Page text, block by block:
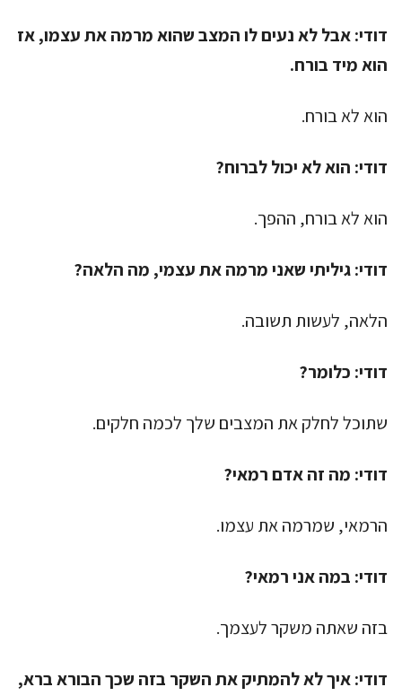
דודי:אבל לא נעים לו המצב שהוא מרמה את עצמו, אז
הוא מיד בורח.
הוא לא בורח.
דודי: הוא לא יכול לברוח?
הוא לא בורח, ההפך.
דודי:גיליתי שאני מרמה את עצמי, מה הלאה?
הלאה, לעשות תשובה.
דודי: כלומר?
שתוכל לחלק את המצבים שלך לכמה חלקים.
דודי: מה זה אדם רמאי?
הרמאי, שמרמה את עצמו.
דודי: במה אני רמאי?
בזה שאתה משקר לעצמך.
דודי:איך לא להמתיק את השקר בזה שכך הבורא ברא,